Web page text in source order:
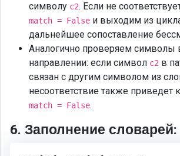
символу c2. Если не
match = False и выходим из
дальнейшее сопоставление
Аналогично проверяем символы
направлении: если символ c2 в
связан с другим символом из
несоответствие также приведет
match = False.
6. Заполнение словарей: